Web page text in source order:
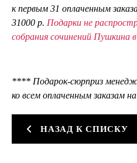
к первым 31 оплаченным
31000 р. Подарки не
собрания сочинений Пушкина
**** Подарок-сюрприз
ко всем оплаченным заказам
НАЗАД К СПИСКУ